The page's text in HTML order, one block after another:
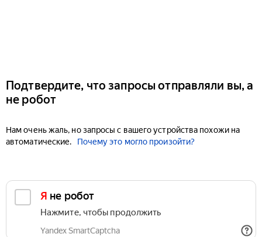
Подтвердите, что запросы отправляли вы, а
не робот
Нам очень жаль, но запросы с вашего устройства похожи на
автоматические.
Почему это могло произойти?
Я не робот
Нажмите, чтобы продолжить
Yandex SmartCaptcha